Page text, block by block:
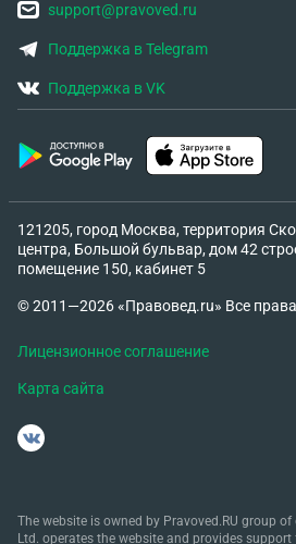
support@pravoved.ru
Поддержка в Telegram
Поддержка в VK
121205, город Москва, территория
центра, Большой бульвар, дом 42
помещение 150, кабинет 5
© 2011—2026 «Правовед.ru» Все
Лицензионное соглашение
Карта сайта
The website is owned by Pravoved.RU group
Ltd. operates the website and provides